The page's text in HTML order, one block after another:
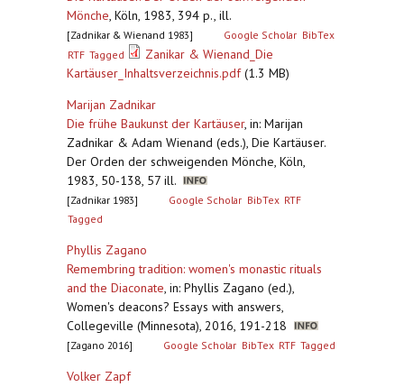
Mönche, Köln, 1983, 394 p., ill.
[Zadnikar & Wienand 1983] Google Scholar BibTex
RTF Tagged
Zanikar & Wienand_Die
Kartäuser_Inhaltsverzeichnis.pdf(1.3 MB)
Marijan Zadnikar
Die frühe Baukunst der Kartäuser, in: Marijan
Zadnikar & Adam Wienand (eds.), Die Kartäuser.
Der Orden der schweigenden Mönche, Köln,
1983, 50-138, 57 ill.
[Zadnikar 1983] Google Scholar BibTex RTF
Tagged
Phyllis Zagano
Remembring tradition: women's monastic rituals
and the Diaconate, in: Phyllis Zagano (ed.),
Women's deacons? Essays with answers,
Collegeville (Minnesota), 2016, 191-218
[Zagano 2016] Google Scholar BibTex RTF Tagged
Volker Zapf